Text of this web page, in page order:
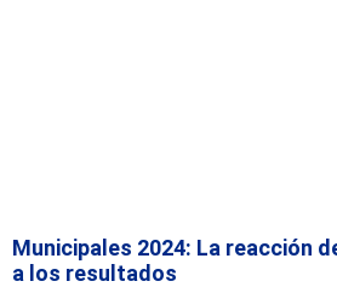
Municipales 2024: La reacción
a los resultados